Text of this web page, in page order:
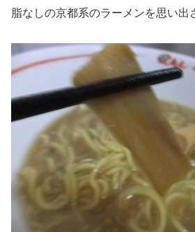
脂なしの京都系のラーメンを思い出